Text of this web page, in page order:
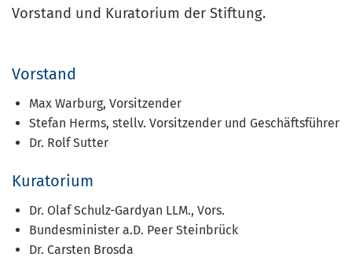
Vorstand und Kuratorium der Stiftung.
Vorstand
Max Warburg, Vorsitzender
Stefan Herms, stellv. Vorsitzender und Geschäftsführer
Dr. Rolf Sutter
Kuratorium
Dr. Olaf Schulz-Gardyan LLM., Vors.
Bundesminister a.D. Peer Steinbrück
Dr. Carsten Brosda